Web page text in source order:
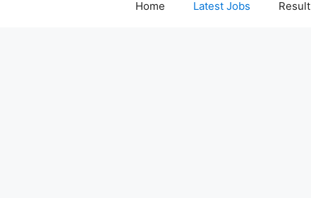
Home Latest Jobs Result